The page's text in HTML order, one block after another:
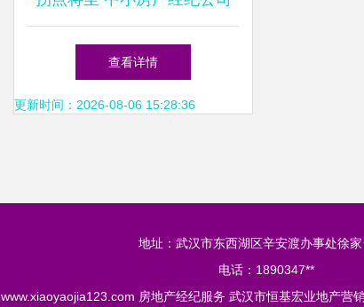
的新时代机遇
查看详情
更新时间：2026-08-06 15:28:36
地址：武汉市东西湖区辛安渡办事处徐
电话：1890347**
www.xiaoyaojia123.com 房地产经纪服务 武汉市恒基宏业地产营